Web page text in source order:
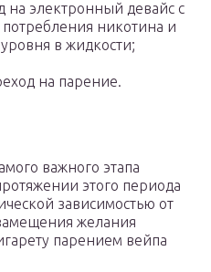
на электронный девайс с
никотина и
в жидкости;
на парение.
важного этапа
этого периода
зависимостью от
желания
парением вейпа